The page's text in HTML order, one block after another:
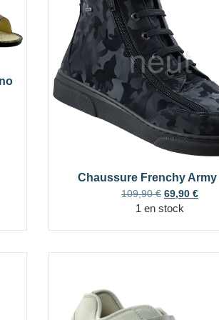
Chaussure Frenchy Army
109,90€ 69,90 €
1 en stock